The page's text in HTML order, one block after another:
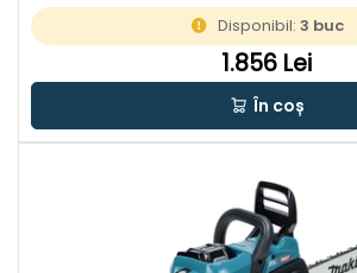
Disponibil: 3 buc
1.856 Lei
În coș